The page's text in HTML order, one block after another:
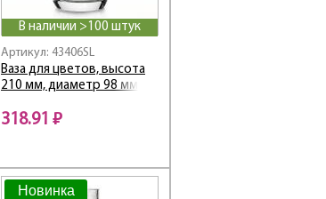
В наличии >100 штук
Артикул: 43406SL
Ваза для цветов, высота
210 мм, диаметр 98 мм
318.91 ₽
Новинка